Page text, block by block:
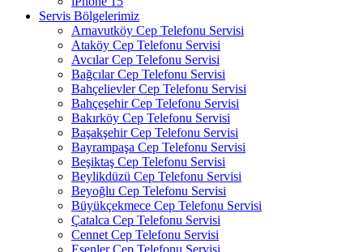
Servis Bölgelerimiz
Arnavutköy Cep Telefonu Servisi
Ataköy Cep Telefonu Servisi
Avcılar Cep Telefonu Servisi
Bağcılar Cep Telefonu Servisi
Bahçelievler Cep Telefonu Servisi
Bahçeşehir Cep Telefonu Servisi
Bakırköy Cep Telefonu Servisi
Başakşehir Cep Telefonu Servisi
Bayrampaşa Cep Telefonu Servisi
Beşiktaş Cep Telefonu Servisi
Beylikdüzü Cep Telefonu Servisi
Beyoğlu Cep Telefonu Servisi
Büyükçekmece Cep Telefonu Servisi
Çatalca Cep Telefonu Servisi
Cennet Cep Telefonu Servisi
Esenler Cep Telefonu Servisi